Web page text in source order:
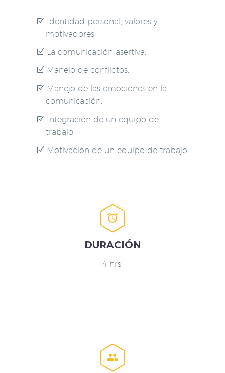
Identidad personal, valores y
motivadores.
La comunicación asertiva.
Manejo de conflictos.
Manejo de las emociones en la
comunicación.
Integración de un equipo de
trabajo.
Motivación de un equipo de trabajo


DURACIÓN
4 hrs.

